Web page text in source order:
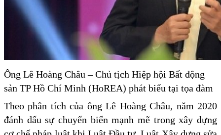
Ông Lê Hoàng Châu – Chủ tịch Hiệp hội Bất động
sản TP Hồ Chí Minh (HoREA) phát biểu tại tọa đàm
Theo phân tích của ông Lê Hoàng Châu, năm 2020
đánh dấu sự chuyển biến mạnh mẽ trong xây dựng